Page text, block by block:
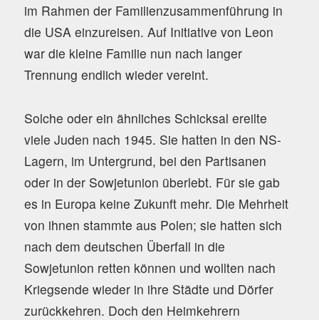
im Rahmen der Familienzusammenführung in
die USA einzureisen. Auf Initiative von Leon
war die kleine Familie nun nach langer
Trennung endlich wieder vereint.
Solche oder ein ähnliches Schicksal ereilte
viele Juden nach 1945. Sie hatten in den NS-
Lagern, im Untergrund, bei den Partisanen
oder in der Sowjetunion überlebt. Für sie gab
es in Europa keine Zukunft mehr. Die Mehrheit
von ihnen stammte aus Polen; sie hatten sich
nach dem deutschen Überfall in die
Sowjetunion retten können und wollten nach
Kriegsende wieder in ihre Städte und Dörfer
zurückkehren. Doch den Heimkehrern